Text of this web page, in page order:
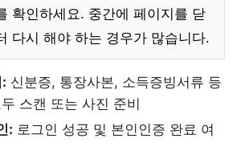
확인하세요. 중간에 페이지를 닫
다시 해야 하는 경우가 많습니다.
신분증, 통장사본, 소득증빙서류 등
스캔 또는 사진 준비
: 로그인 성공 및 본인인증 완료 여